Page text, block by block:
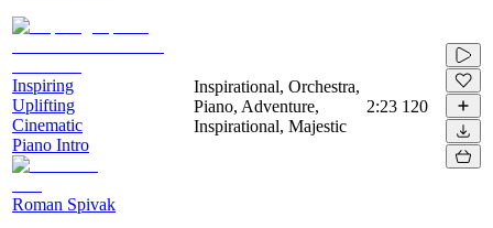
Inspiring
Uplifting
Cinematic
Piano Intro
Roman Spivak
Inspirational, Orchestra,
Piano, Adventure,
Inspirational, Majestic
2:23 120